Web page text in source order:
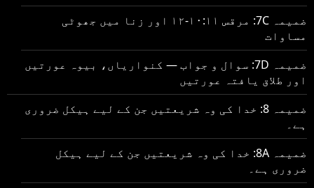
ضمیمہ 7C: مرقس ۱۰:۱۱-۱۲ اور زنا میں جھوٹی
مساوات
ضمیمہ 7D: سوال و جواب — کنواریاں، بیوہ عورتیں
اور طلاق یافتہ عورتیں
ضمیمہ 8: خدا کی وہ شریعتیں جن کے لیے ہیکل ضروری
ہے۔
ضمیمہ 8A: خدا کی وہ شریعتیں جن کے لیے ہیکل
ضروری ہے۔